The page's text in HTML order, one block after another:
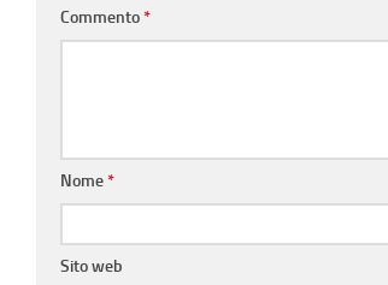
Commento*
Nome*
Sito web